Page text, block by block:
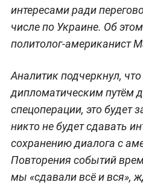
интересами ради
числе по Украине. Об этом
политолог-американист
Аналитик подчеркнул, что
дипломатическим путём
спецоперации, это будет
никто не будет сдавать
сохранению диалога с
Повторения событий
мы «сдавали всё и вся»,